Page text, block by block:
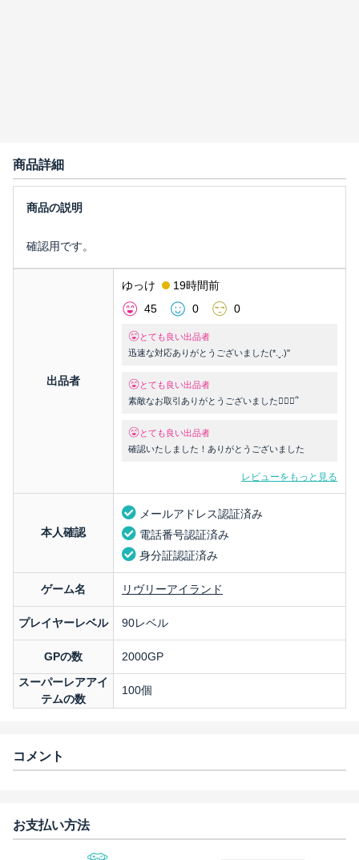
商品詳細
確認用です。
出品者
ゆっけ
19時間前
45
0 0
とても良い出品者
迅速な対応ありがとうございました(*.ˬ.)"
とても良い出品者
素敵なお取引ありがとうございました🙇🏻‍♀️՞
とても良い出品者
確認いたしました！ありがとうございました
レビューをもっと見る
本人確認
メールアドレス認証済み
電話番号認証済み
身分証認証済み
ゲーム名 リヴリーアイランド
プレイヤーレベル 90レベル
GPの数
2000GP
スーパーレアアイ
テムの数
100個
コメント
お支払い方法